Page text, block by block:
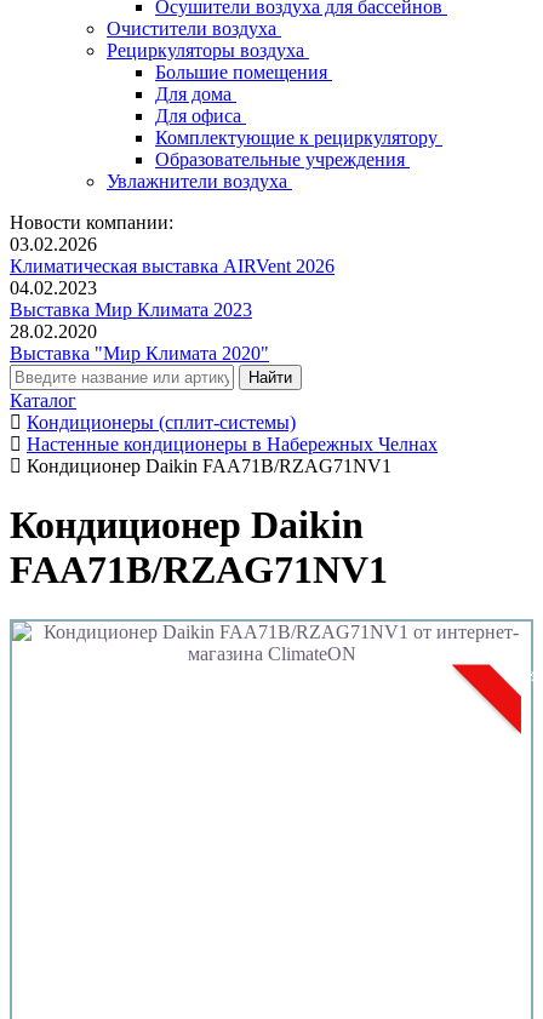
Осушители воздуха для бассейнов
Очистители воздуха
Рециркуляторы воздуха
Большие помещения
Для дома
Для офиса
Комплектующие к рециркулятору
Образовательные учреждения
Увлажнители воздуха
Новости компании:
03.02.2026
Климатическая выставка AIRVent 2026
04.02.2023
Выставка Мир Климата 2023
28.02.2020
Выставка "Мир Климата 2020"
Каталог
Кондиционеры (сплит-системы)
Настенные кондиционеры в Набережных Челнах
Кондиционер Daikin FAA71B/RZAG71NV1
Кондиционер Daikin
FAA71B/RZAG71NV1